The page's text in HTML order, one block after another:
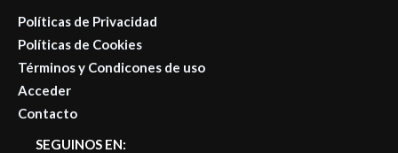
Políticas de Privacidad
Políticas de Cookies
Términos y Condicones de uso
Acceder
Contacto
SEGUINOS EN: